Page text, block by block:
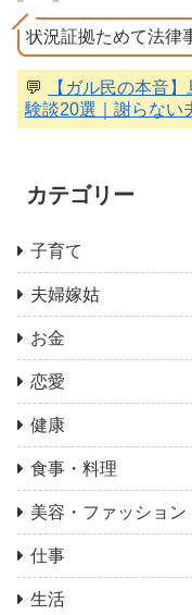
状況証拠ためて法律
💬
【ガル民の本音
験談20選｜謝らない
カテゴリー
子育て
夫婦嫁姑
お金
恋愛
健康
食事・料理
美容・ファッション
仕事
生活